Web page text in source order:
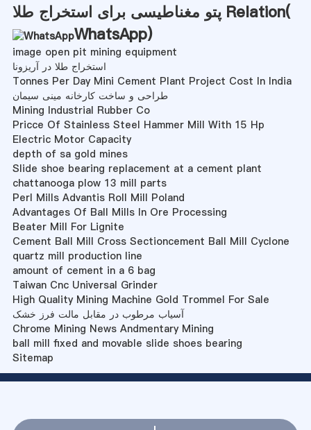
پتو مغناطیسی برای استخراج طلا Relation(
WhatsApp)
image open pit mining equipment
استخراج طلا در آریزونا
Tonnes Per Day Mini Cement Plant Project Cost In India
طراحی و ساخت کارخانه مینی سیمان
Mining Industrial Rubber Co
Pricce Of Stainless Steel Hammer Mill With 15 Hp
Electric Motor Capacity
depth of sa gold mines
Slide shoe bearing replacement at a cement plant
chattanooga plow 13 mill parts
Perl Mills Advantis Roll Mill Poland
Advantages Of Ball Mills In Ore Processing
Beater Mill For Lignite
Cement Ball Mill Cross Sectioncement Ball Mill Cyclone
quartz mill production line
amount of cement in a 6 bag
Taiwan Cnc Universal Grinder
High Quality Mining Machine Gold Trommel For Sale
آسیاب مرطوب در مقابل مالت فرز خشک
Chrome Mining News Andmentary Mining
ball mill fixed and movable slide shoes bearing
Sitemap